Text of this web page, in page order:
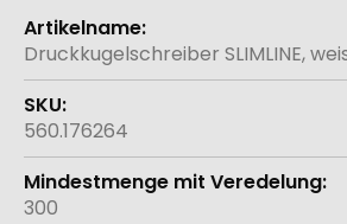
Weitere
Informationen
Druckkugelschreiber SLIMLINE,
560.176264
300